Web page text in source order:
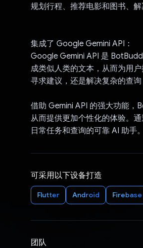
规划行程、推荐电影和图书、解
集成了 Google Gemini API：
Google Gemini API 是
成类似人类的文本，从而为用
寻求建议，还是解决复杂的查
借助 Gemini API 的强大功能，
从而提供更加个性化的体验。
日常任务和查询的可靠 AI 助手。
可采用以下设备打造
Flutter Android Firebase
团队